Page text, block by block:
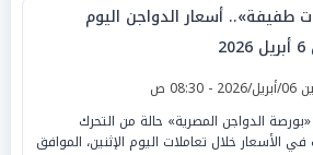
طفيفة».. أسعار الدواجن اليوم
ص
الدواجن المصرية» حالة من التحرك
الأسعار خلال تعاملات اليوم الإثنين، الموافق